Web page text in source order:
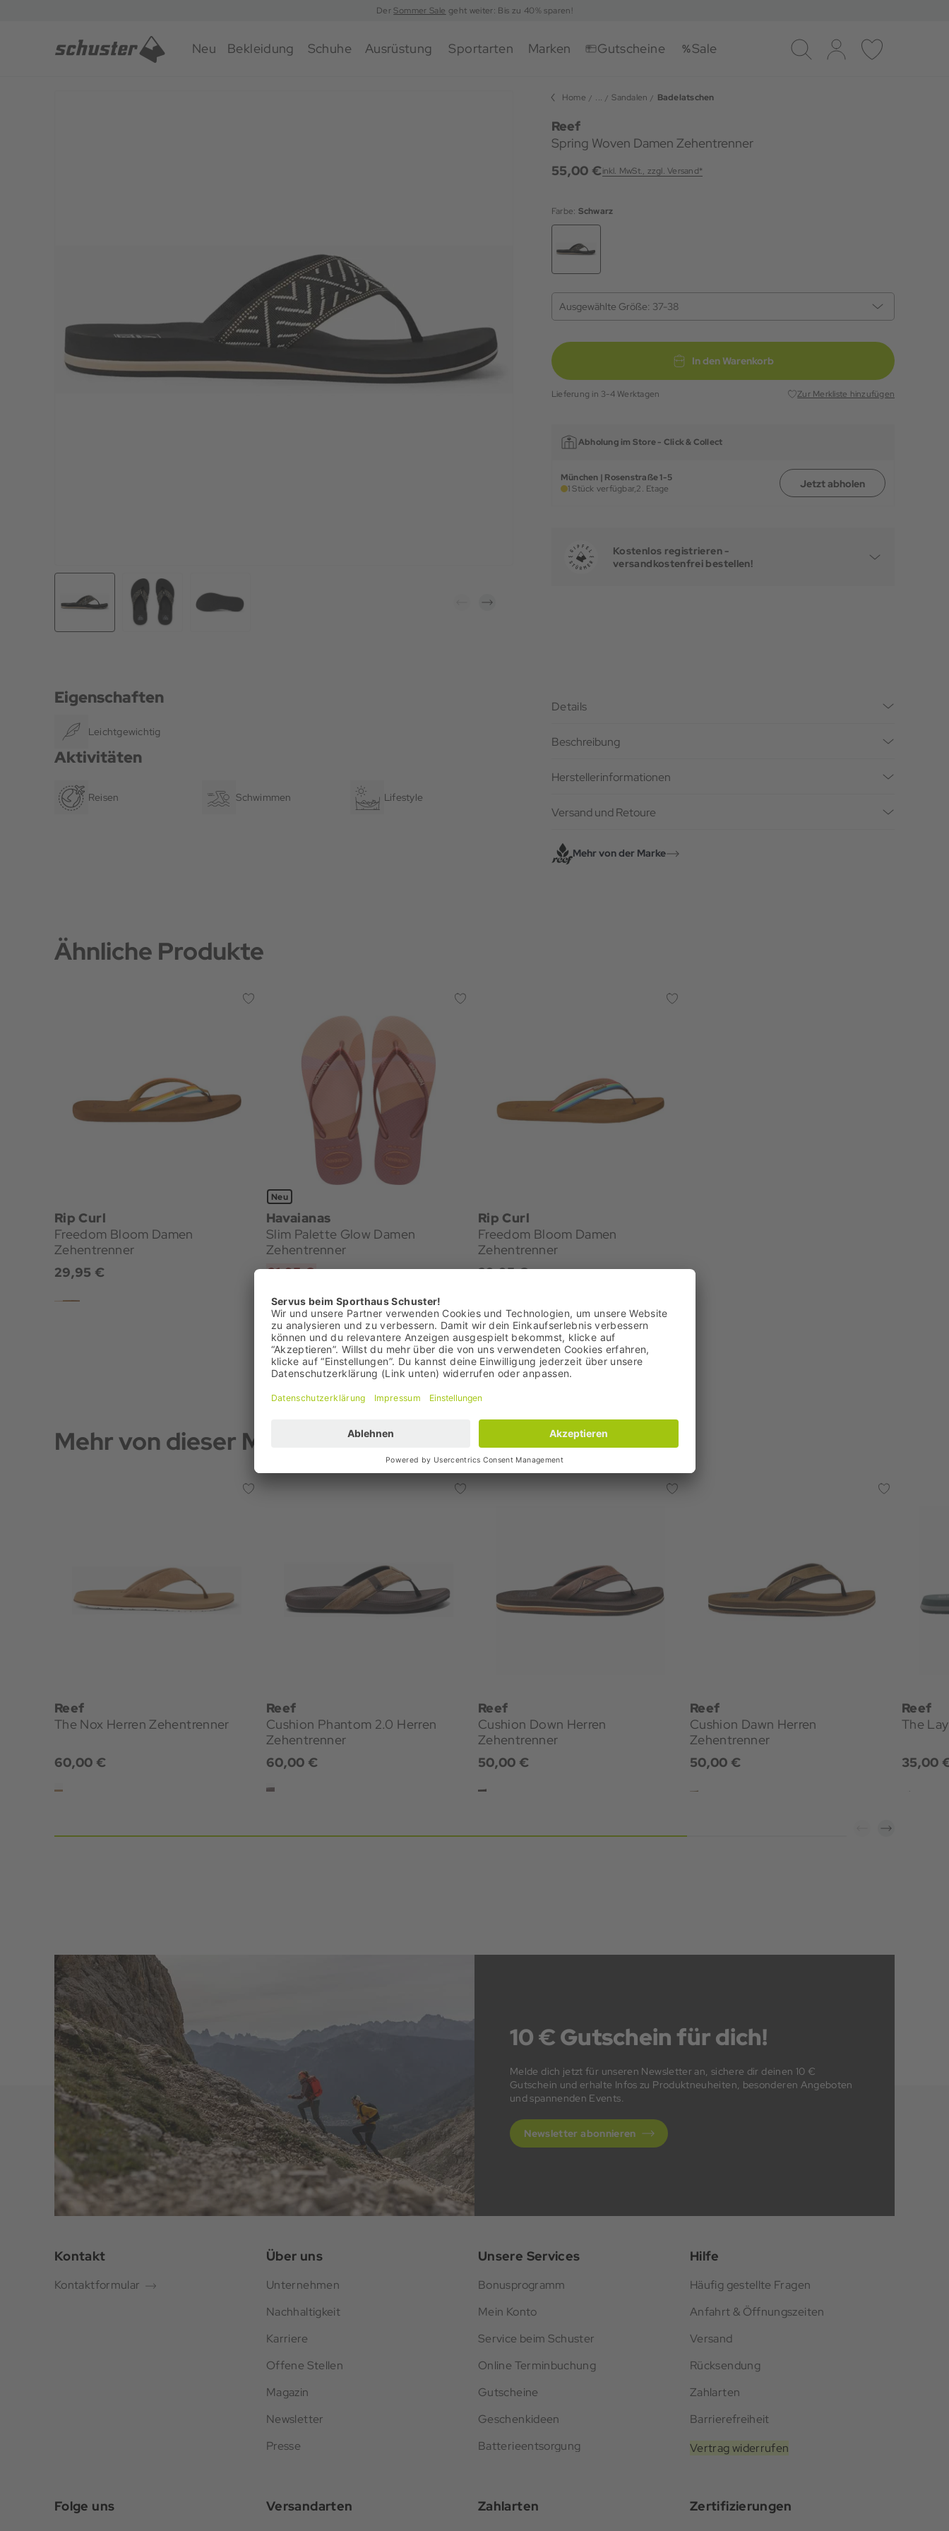
DerSommer Sale geht weiter: Bis zu 40% sparen!
Neu Bekleidung Schuhe Ausrüstung Sportarten Marken Gutscheine Sale
Suche Log-in Merkliste
Home ... Sandalen Badelatschen
Reef
Spring Woven Damen Zehentrenner
55,00 €inkl. MwSt., zzgl. Versand*
Farbe: Schwarz
Ausgewählte Größe: 37-38
In den Warenkorb
Lieferung in 3-4 Werktagen Zur Merkliste hinzufügen
Abholung im Store - Click & Collect
München | Rosenstraße 1-5
1 Stück verfügbar,2. Etage Jetzt abholen
Kostenlos registrieren -
versandkostenfrei bestellen!
Eigenschaften
Leichtgewichtig
Aktivitäten
Reisen Schwimmen Lifestyle
Details
Beschreibung
Herstellerinformationen
Versand und Retoure
Mehr von der Marke
Ähnliche Produkte
Rip Curl
Freedom Bloom Damen
Zehentrenner
29,95 €
Neu
Havaianas
Slim Palette Glow Damen
Zehentrenner
21,95 €
UVP: 32,00 €
Rip Curl
Freedom Bloom Damen
Zehentrenner
29,95 €
Mehr von dieser Marke
Reef
The Nox Herren Zehentrenner
60,00 €
Reef
Cushion Phantom 2.0 Herren
Zehentrenner
60,00 €
Reef
Cushion Down Herren
Zehentrenner
50,00 €
Reef
Cushion Dawn Herren
Zehentrenner
50,00 €
Reef
The
35,00
10 € Gutschein für dich!
Melde dich jetzt für unseren Newsletter an, sichere dir deinen 10 €
Gutschein und erhalte Infos zu Produktneuheiten, besonderen Angeboten
und spannenden Events.
Newsletter abonnieren
Kontakt
Kontaktformular
Über uns
Unternehmen
Nachhaltigkeit
Karriere
Offene Stellen
Magazin
Newsletter
Presse
Unsere Services
Bonusprogramm
Mein Konto
Service beim Schuster
Online Terminbuchung
Gutscheine
Geschenkideen
Batterieentsorgung
Hilfe
Häufig gestellte Fragen
Anfahrt & Öffnungszeiten
Versand
Rücksendung
Zahlarten
Barrierefreiheit
Vertrag widerrufen
Folge uns Versandarten Zahlarten Zertifizierungen